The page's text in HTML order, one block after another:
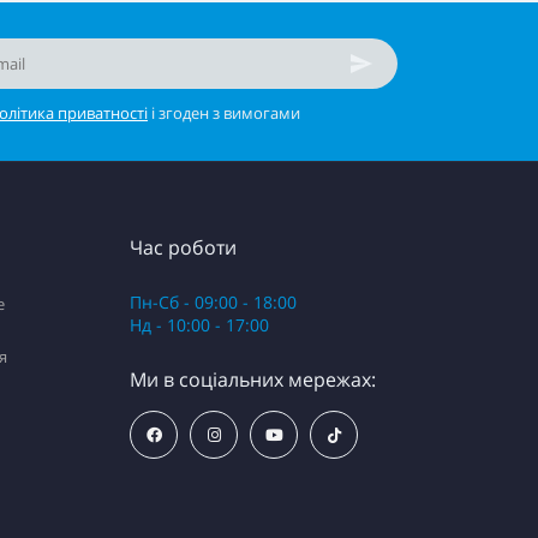
приватності і згоден з вимогами
Час роботи
Пн-Сб - 09:00 - 18:00
Нд - 10:00 - 17:00
Ми в соціальних мережах: